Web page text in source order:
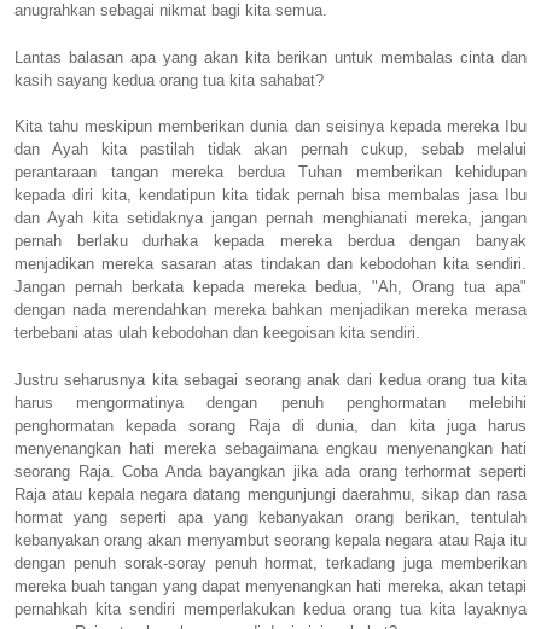
anugrahkan sebagai nikmat bagi kita semua.
Lantas balasan apa yang akan kita berikan untuk membalas cinta dan
kasih sayang kedua orang tua kita sahabat?
Kita tahu meskipun memberikan dunia dan seisinya kepada mereka Ibu
dan Ayah kita pastilah tidak akan pernah cukup, sebab melalui
perantaraan tangan mereka berdua Tuhan memberikan kehidupan
kepada diri kita, kendatipun kita tidak pernah bisa membalas jasa Ibu
dan Ayah kita setidaknya jangan pernah menghianati mereka, jangan
pernah berlaku durhaka kepada mereka berdua dengan banyak
menjadikan mereka sasaran atas tindakan dan kebodohan kita sendiri.
Jangan pernah berkata kepada mereka bedua, "Ah, Orang tua apa"
dengan nada merendahkan mereka bahkan menjadikan mereka merasa
terbebani atas ulah kebodohan dan keegoisan kita sendiri.
Justru seharusnya kita sebagai seorang anak dari kedua orang tua kita
harus mengormatinya dengan penuh penghormatan melebihi
penghormatan kepada sorang Raja di dunia, dan kita juga harus
menyenangkan hati mereka sebagaimana engkau menyenangkan hati
seorang Raja. Coba Anda bayangkan jika ada orang terhormat seperti
Raja atau kepala negara datang mengunjungi daerahmu, sikap dan rasa
hormat yang seperti apa yang kebanyakan orang berikan, tentulah
kebanyakan orang akan menyambut seorang kepala negara atau Raja itu
dengan penuh sorak-soray penuh hormat, terkadang juga memberikan
mereka buah tangan yang dapat menyenangkan hati mereka, akan tetapi
pernahkah kita sendiri memperlakukan kedua orang tua kita layaknya